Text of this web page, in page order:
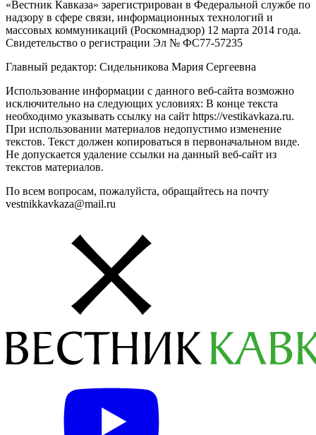
«Вестник Кавказа» зарегистрирован в Федеральной службе по
надзору в сфере связи, информационных технологий и
массовых коммуникаций (Роскомнадзор) 12 марта 2014 года.
Свидетельство о регистрации Эл № ФС77-57235
Главный редактор: Сидельникова Мария Сергеевна
Использование информации с данного веб-сайта возможно
исключительно на следующих условиях: В конце текста
необходимо указывать ссылку на сайт https://vestikavkaza.ru.
При использовании материалов недопустимо изменение
текстов. Текст должен копироваться в первоначальном виде.
Не допускается удаление ссылки на данный веб-сайт из
текстов материалов.
По всем вопросам, пожалуйста, обращайтесь на почту
vestnikkavkaza@mail.ru